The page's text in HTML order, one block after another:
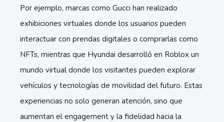
Por ejemplo, marcas como Gucci han realizado
exhibiciones virtuales donde los usuarios pueden
interactuar con prendas digitales o comprarlas como
NFTs, mientras que Hyundai desarrolló en Roblox un
mundo virtual donde los visitantes pueden explorar
vehículos y tecnologías de movilidad del futuro. Estas
experiencias no solo generan atención, sino que
aumentan el engagement y la fidelidad hacia la